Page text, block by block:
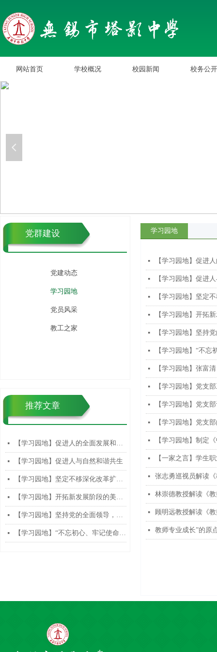
网站首页 学校概况 校园新闻 校务公开
넳
学习园地
넷 【学习园地】促进
넷 【学习园地】促进
넷 【学习园地】坚定
넷 【学习园地】开拓
넷 【学习园地】坚持
넷 【学习园地】“不忘
넷 【学习园地】张富
넷 【学习园地】党支
넷 【学习园地】党支
넷 【学习园地】党支
넷 【学习园地】制定
넷 【一家之言】学生
넷 张志勇巡视员解读
넷 林崇德教授解读《
넷 顾明远教授解读《
넷 教师专业成长”的原
推荐文章
넷 【学习园地】促进人的全面发展和社会全面进步
넷 【学习园地】促进人与自然和谐共生
넷 【学习园地】坚定不移深化改革扩大开放
넷 【学习园地】开拓新发展阶段的美好前程
넷 【学习园地】坚持党的全面领导，坚决落实中央部署
넷 【学习园地】“不忘初心、牢记使命”主题教育70问
党群建设
党建动态
学习园地
党员风采
教工之家